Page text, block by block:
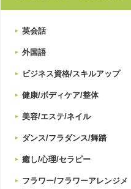
英会話
外国語
ビジネス資格/スキルアップ
健康/ボディケア/整体
美容/エステ/ネイル
ダンス/フラダンス/舞踏
癒し/心理/セラピー
フラワー/フラワーアレンジメ